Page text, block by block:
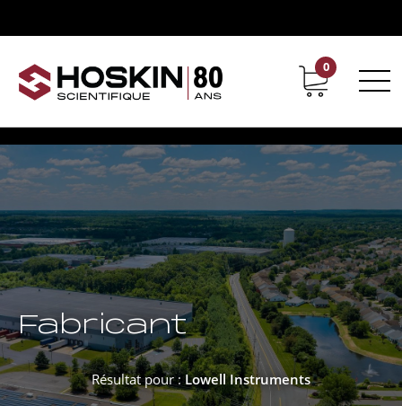
Support Carrières chez Hoskin
0
Fabricant
Résultat pour :Lowell Instruments